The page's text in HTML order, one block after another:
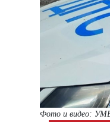
Фото и видео: